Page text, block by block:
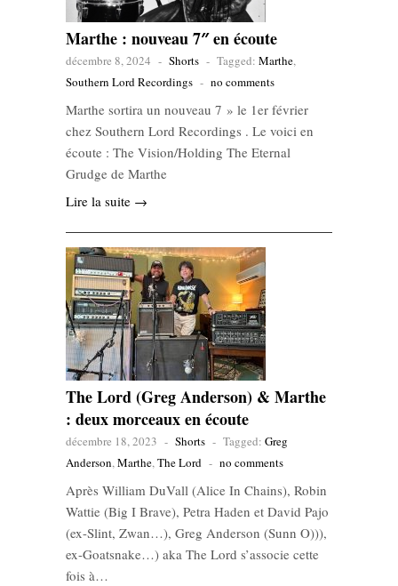
Marthe : nouveau 7″ en écoute
décembre 8, 2024 - Shorts - Tagged: Marthe,
Southern Lord Recordings - no comments
Marthe sortira un nouveau 7 » le 1er février
chez Southern Lord Recordings . Le voici en
écoute : The Vision/Holding The Eternal
Grudge de Marthe
Lire la suite →
The Lord (Greg Anderson) & Marthe
: deux morceaux en écoute
décembre 18, 2023 - Shorts - Tagged: Greg
Anderson,Marthe,The Lord - no comments
Après William DuVall (Alice In Chains), Robin
Wattie (Big I Brave), Petra Haden et David Pajo
(ex-Slint, Zwan…), Greg Anderson (Sunn O))),
ex-Goatsnake…) aka The Lord s’associe cette
fois à…